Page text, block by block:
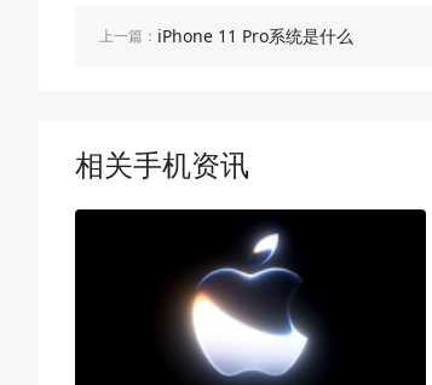
上一篇： iPhone 11 Pro系统是什么
相关手机资讯